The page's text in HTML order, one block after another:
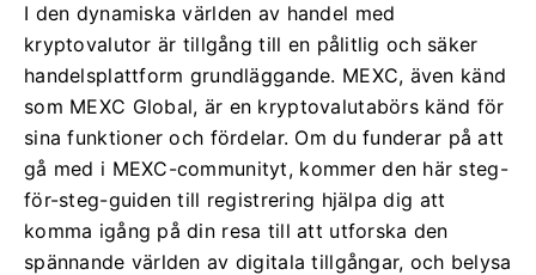
I den dynamiska världen av handel med
kryptovalutor är tillgång till en pålitlig och säker
handelsplattform grundläggande. MEXC, även känd
som MEXC Global, är en kryptovalutabörs känd för
sina funktioner och fördelar. Om du funderar på att
gå med i MEXC-communityt, kommer den här steg-
för-steg-guiden till registrering hjälpa dig att
komma igång på din resa till att utforska den
spännande världen av digitala tillgångar, och belysa